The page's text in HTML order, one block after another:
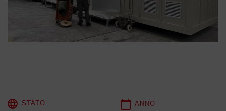
STATO ANNO